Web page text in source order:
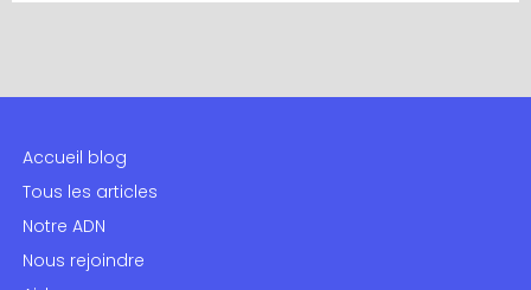
Accueil blog
Tous les articles
Notre ADN
Nous rejoindre